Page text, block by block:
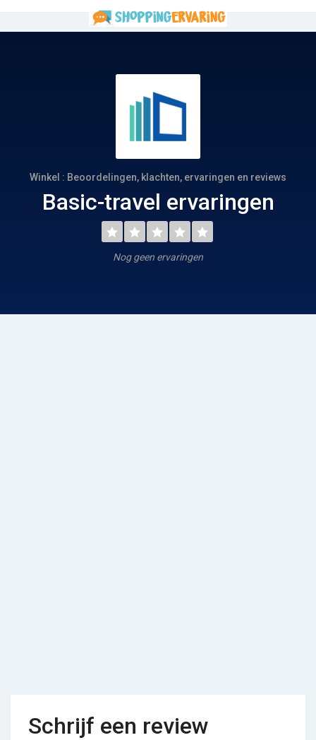
Winkel : Beoordelingen, klachten, ervaringen en reviews
Basic-travel ervaringen
Nog geen ervaringen
Schrijf een review